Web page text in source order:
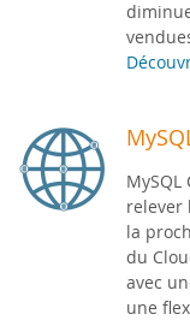
relever
la
du
avec
une